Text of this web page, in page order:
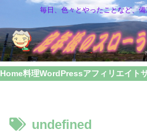
毎日、色々とやったことなど、備
Home料理WordPressアフィリエイト
undefined